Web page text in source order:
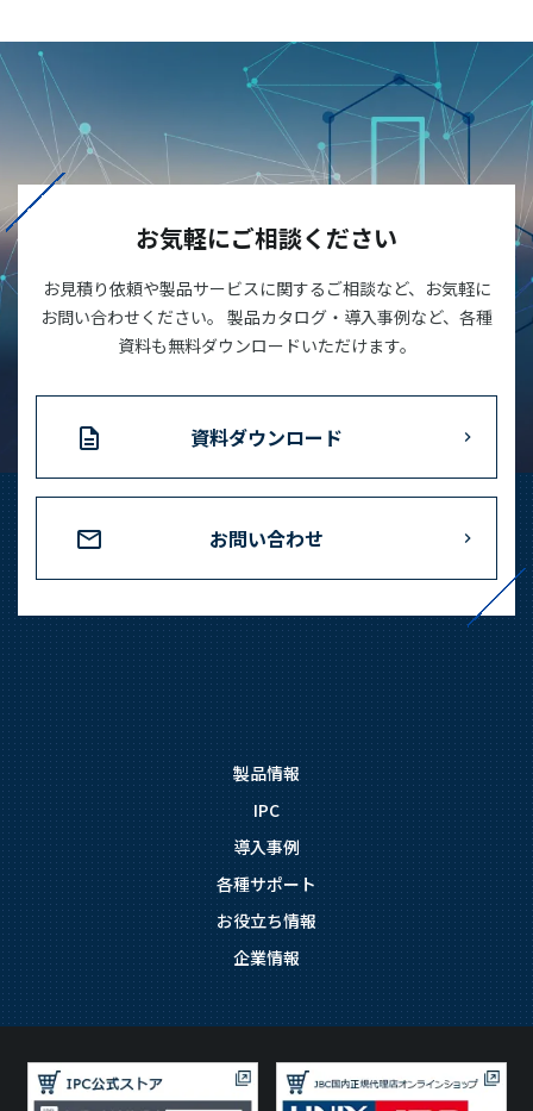
お気軽にご相談ください
お見積り依頼や製品サービスに関するご相談など、お気軽に
お問い合わせください。 製品カタログ・導入事例など、各種
資料も無料ダウンロードいただけます。
資料ダウンロード
お問い合わせ
製品情報
IPC
導入事例
各種サポート
お役立ち情報
企業情報